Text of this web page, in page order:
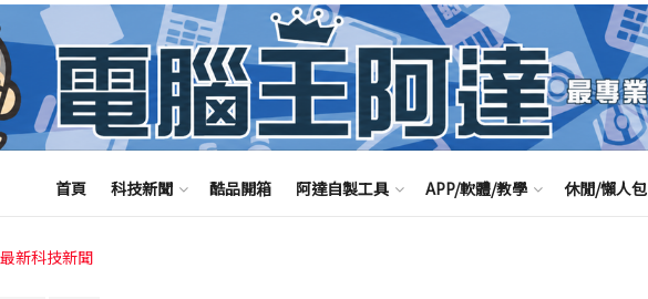
首頁 科技新聞 酷品開箱 阿達自製工具 APP/軟體/教學 休閒/懶人包
最新科技新聞